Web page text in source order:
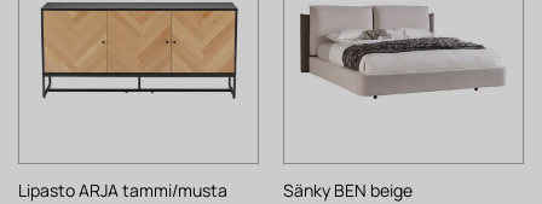
Lipasto ARJA tammi/musta Sänky BEN beige